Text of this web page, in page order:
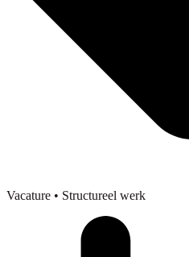
Vacature • Structureel werk